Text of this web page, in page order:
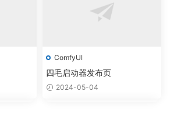
ComfyUI
四毛启动器发布页
2024-05-04